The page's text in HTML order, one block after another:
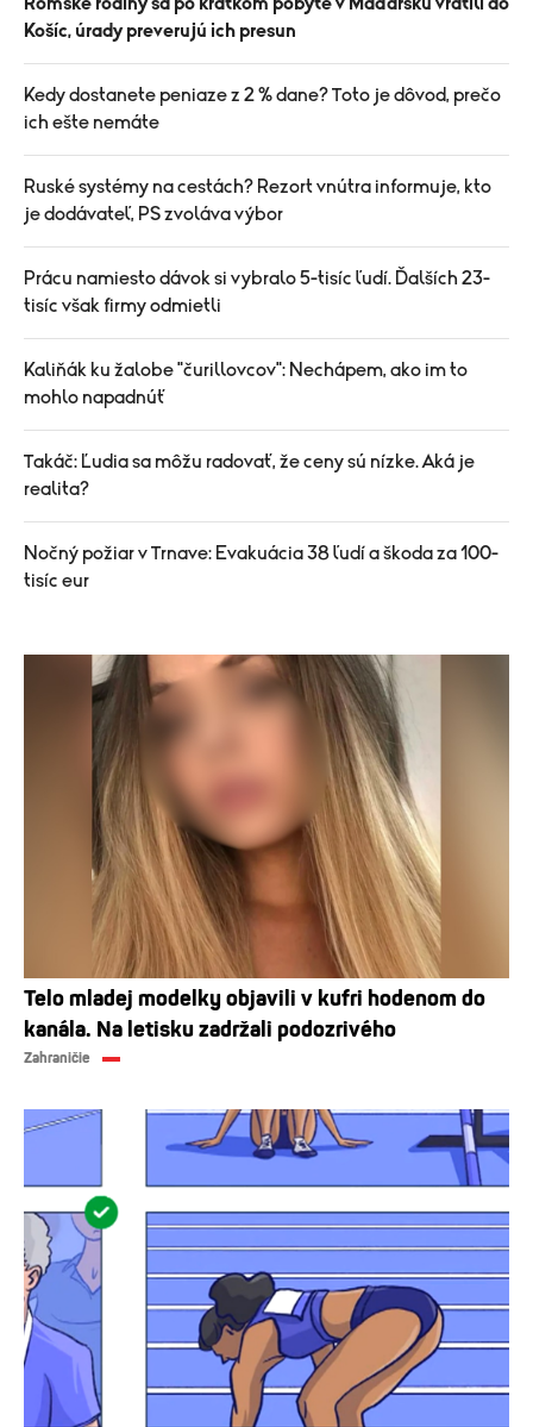
Košíc, úrady preverujú ich presun
Kedy dostanete peniaze z 2 % dane? Toto je dôvod, prečo
ich ešte nemáte
Ruské systémy na cestách? Rezort vnútra informuje, kto
je dodávateľ, PS zvoláva výbor
Prácu namiesto dávok si vybralo 5-tisíc ľudí. Ďalších 23-
tisíc však firmy odmietli
Kaliňák ku žalobe "čurillovcov": Nechápem, ako im to
mohlo napadnúť
Takáč: Ľudia sa môžu radovať, že ceny sú nízke. Aká je
realita?
Nočný požiar v Trnave: Evakuácia 38 ľudí a škoda za 100-
tisíc eur
Telo mladej modelky objavili v kufri hodenom do
kanála. Na letisku zadržali podozrivého
Zahraničie